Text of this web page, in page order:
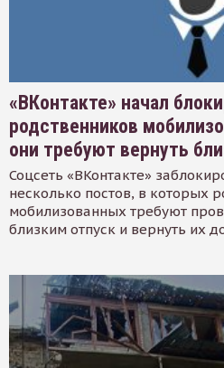
«ВКонтакте» начал
родственников
они требуют вернуть
Соцсеть «ВКонтакте»
несколько постов, в которых
мобилизованных требуют
близким отпуск и вернуть их